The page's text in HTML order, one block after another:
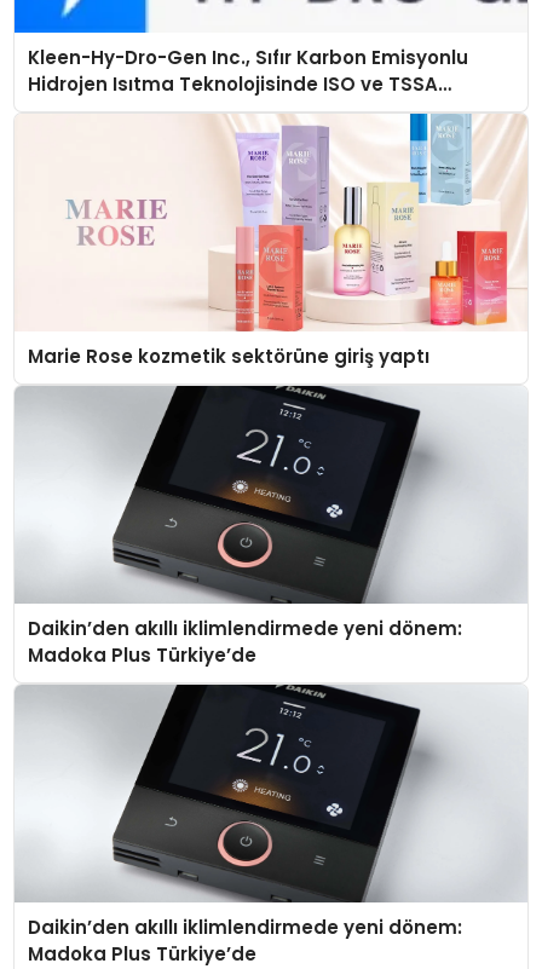
Kleen-Hy-Dro-Gen Inc., Sıfır Karbon Emisyonlu
Hidrojen Isıtma Teknolojisinde ISO ve TSSA
Düzenleyici Onaylarını Aldı
Marie Rose kozmetik sektörüne giriş yaptı
Daikin’den akıllı iklimlendirmede yeni dönem:
Madoka Plus Türkiye’de
Daikin’den akıllı iklimlendirmede yeni dönem:
Madoka Plus Türkiye’de